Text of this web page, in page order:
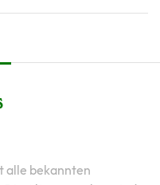
alle bekannten